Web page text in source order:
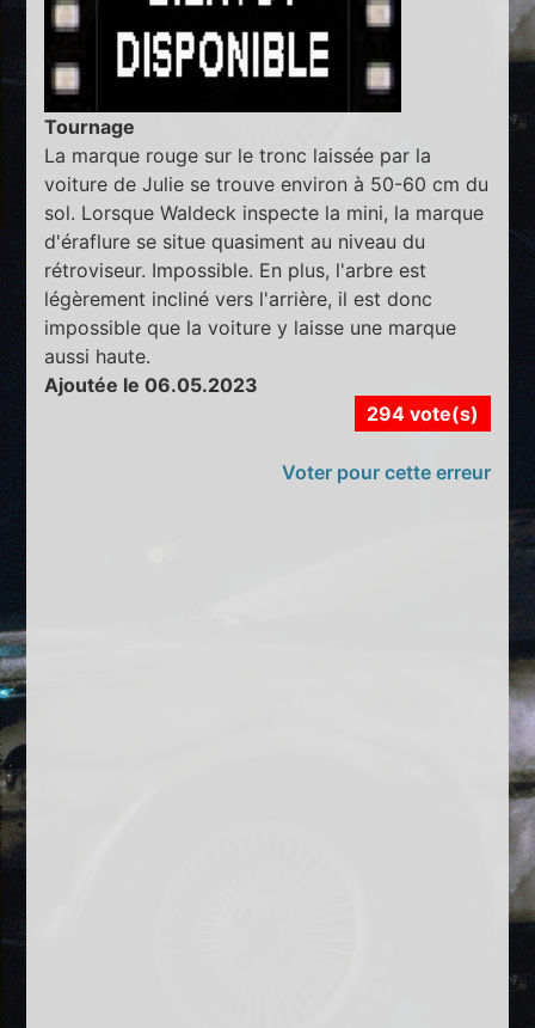
Tournage
La marque rouge sur le tronc laissée par la
voiture de Julie se trouve environ à 50-60 cm du
sol. Lorsque Waldeck inspecte la mini, la marque
d'éraflure se situe quasiment au niveau du
rétroviseur. Impossible. En plus, l'arbre est
légèrement incliné vers l'arrière, il est donc
impossible que la voiture y laisse une marque
aussi haute.
Ajoutée le 06.05.2023
294 vote(s)
Voter pour cette erreur